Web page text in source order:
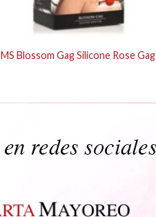
MS Blossom Gag Silicone Rose Gag